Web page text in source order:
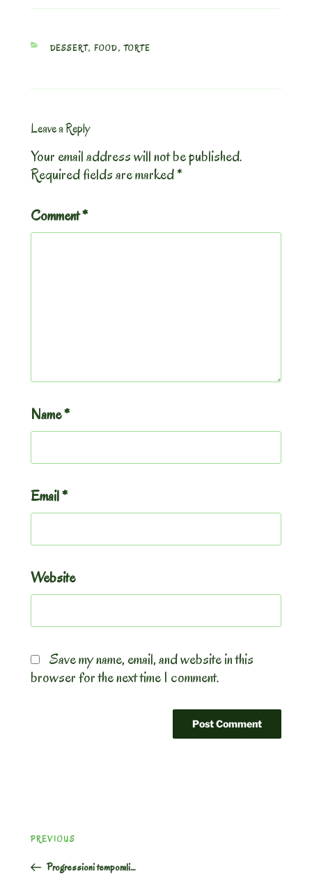
CATEGORIES
DESSERT, FOOD,TORTE
Leave a Reply
Your email address will not be published.
Required fields are marked*
Comment*
Name*
Email*
Website
Save my name, email, and website in this
browser for the next time I comment.
navigation
Previous
Post
PREVIOUS
Progressioni temporali…